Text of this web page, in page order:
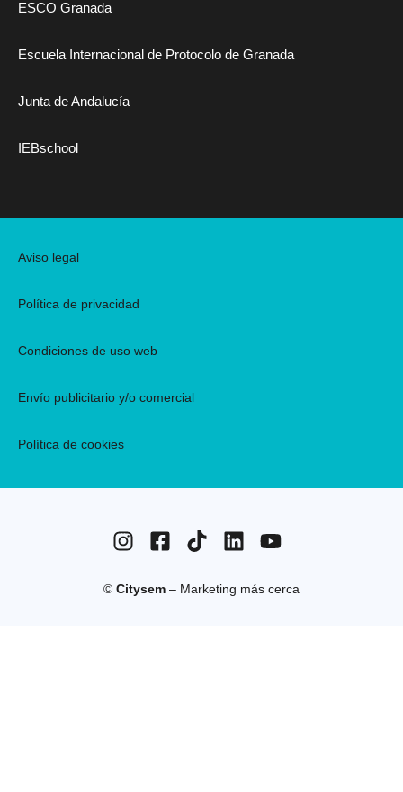
ESCO Granada
Escuela Internacional de Protocolo de Granada
Junta de Andalucía
IEBschool
Aviso legal
Política de privacidad
Condiciones de uso web
Envío publicitario y/o comercial
Política de cookies
© Citysem – Marketing más cerca